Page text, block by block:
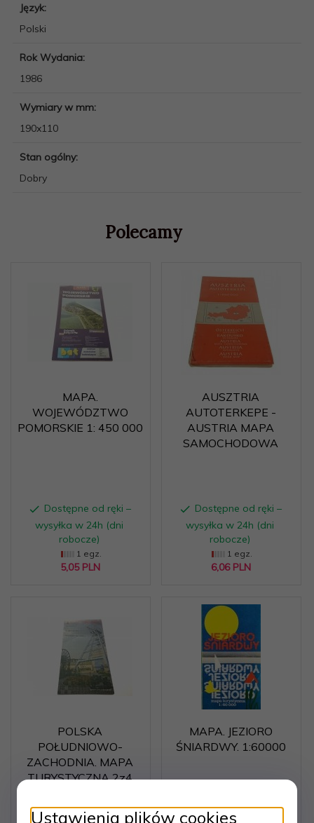
Język:
Polski
Rok Wydania:
1986
Wymiary w mm:
190x110
Stan ogólny:
Dobry
Polecamy
MAPA.
WOJEWÓDZTWO
POMORSKIE 1: 450 000
Dostępne od ręki –
wysyłka w 24h (dni
robocze)
1 egz.
5,05 PLN
AUSZTRIA
AUTOTERKEPE -
AUSTRIA MAPA
SAMOCHODOWA
Dostępne od ręki –
wysyłka w 24h (dni
robocze)
1 egz.
6,06 PLN
POLSKA
POŁUDNIOWO-
ZACHODNIA. MAPA
TURYSTYCZNA 2z4
MAPA. JEZIORO
ŚNIARDWY. 1:60000
Ustawienia plików cookies